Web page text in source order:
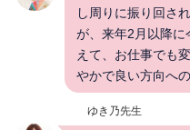
し周りに振り回さ
が、来年2月以降に
えて、お仕事でも
やかで良い方向へ
ゆき乃先生